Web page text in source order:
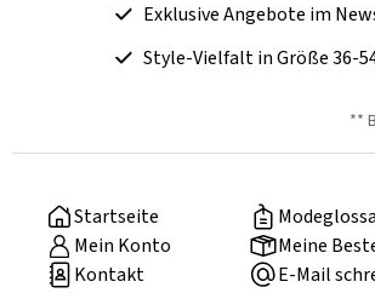
Exklusive Angebote im
Style-Vielfalt in Größe 36-
**
Startseite
Mein Konto
Meine
Kontakt
E-Mail